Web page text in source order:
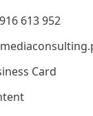
613 952
Card